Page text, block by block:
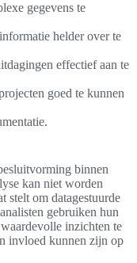
gegevens te
helder over te
effectief aan te
goed te kunnen
binnen
kan niet worden
stelt om datagestuurde
gebruiken hun
inzichten te
invloed kunnen zijn op